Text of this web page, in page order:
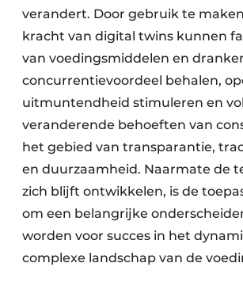
verandert. Door gebruik te
kracht van digital twins kunnen
van voedingsmiddelen en
concurrentievoordeel behalen,
uitmuntendheid stimuleren en
veranderende behoeften van
het gebied van transparantie,
en duurzaamheid. Naarmate de
zich blijft ontwikkelen, is de
om een belangrijke
worden voor succes in het
complexe landschap van de